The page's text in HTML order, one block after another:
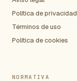
Política de privacidad
Términos de uso
Política de cookies
NORMATIVA